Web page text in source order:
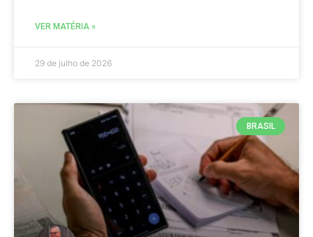
VER MATÉRIA »
29 de julho de 2026
BRASIL